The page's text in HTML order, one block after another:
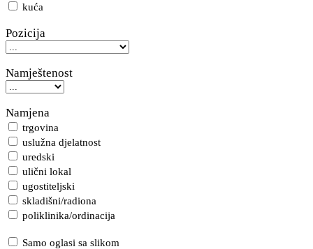
kuća
Pozicija
Namještenost
Namjena
trgovina
uslužna djelatnost
uredski
ulični lokal
ugostiteljski
skladišni/radiona
poliklinika/ordinacija
Samo oglasi sa slikom